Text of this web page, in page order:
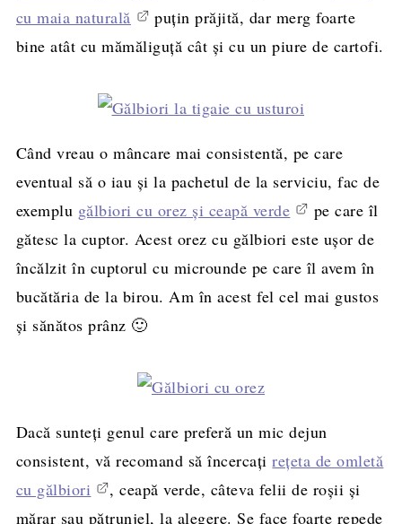
cu maia naturală
puțin prăjită, dar merg foarte
bine atât cu mămăliguță cât și cu un piure de cartofi.
Când vreau o mâncare mai consistentă, pe care
eventual să o iau și la pachetul de la serviciu, fac de
exemplu gălbiori cu orez și ceapă verde
pe care îl
gătesc la cuptor. Acest orez cu gălbiori este ușor de
încălzit în cuptorul cu microunde pe care îl avem în
bucătăria de la birou. Am în acest fel cel mai gustos
și sănătos prânz 🙂
Dacă sunteți genul care preferă un mic dejun
consistent, vă recomand să încercațirețeta de omletă
cu gălbiori
, ceapă verde, câteva felii de roșii și
mărar sau pătrunjel, la alegere. Se face foarte repede